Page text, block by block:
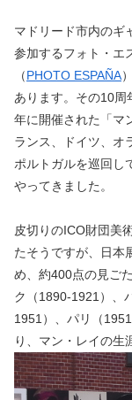
マドリード市内のギ
参加するフォト・エ
（PHOTO ESPAÑA
あります。その10周
年に開催された「マ
ランス、ドイツ、オ
ポルトガルを巡回し
やってきました。
皮切りのICO財団美
たそうですが、日本
め、約400点の見ご
ク（1890-1921）、
1951）、パリ（
り、マン・レイの生